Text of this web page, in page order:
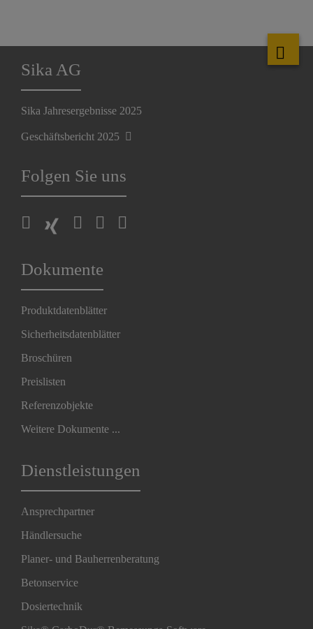
Sika AG
Sika Jahresergebnisse 2025
Geschäftsbericht 2025
Folgen Sie uns
Dokumente
Produktdatenblätter
Sicherheitsdatenblätter
Broschüren
Preislisten
Referenzobjekte
Weitere Dokumente ...
Dienstleistungen
Ansprechpartner
Händlersuche
Planer- und Bauherrenberatung
Betonservice
Dosiertechnik